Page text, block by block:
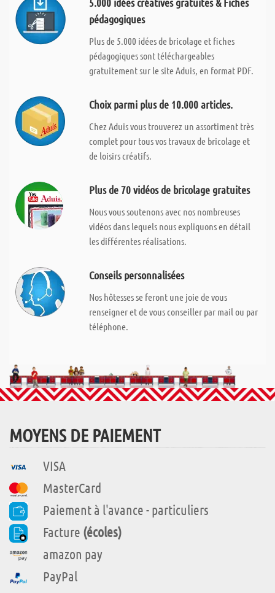
pédagogiques
Plus de 5.000 idées de bricolage et fiches
pédagogiques sont téléchargeables
gratuitement sur le site Aduis, en format PDF.
Choix parmi plus de 10.000 articles.
Chez Aduis vous trouverez un assortiment très
complet pour tous vos travaux de bricolage et
de loisirs créatifs.
Plus de 70 vidéos de bricolage gratuites
Nous vous soutenons avec nos nombreuses
vidéos dans lequels nous expliquons en détail
les différentes réalisations.
Conseils personnalisées
Nos hôtesses se feront une joie de vous
renseigner et de vous conseiller par mail ou par
téléphone.
MOYENS DE PAIEMENT
VISA
MasterCard
Paiement à l'avance - particuliers
Facture (écoles)
amazon pay
PayPal